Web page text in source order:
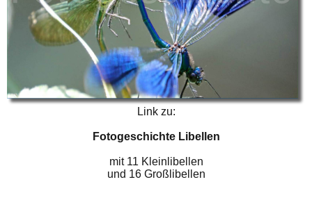
Link zu:
Fotogeschichte Libellen
mit 11 Kleinlibellen
und 16 Großlibellen